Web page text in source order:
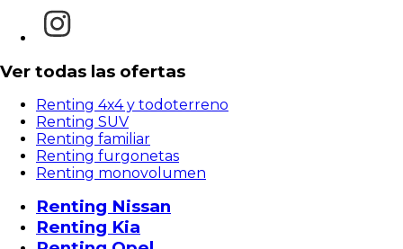
Ver todas las ofertas
Renting 4x4 y todoterreno
Renting SUV
Renting familiar
Renting furgonetas
Renting monovolumen
Renting Nissan
Renting Kia